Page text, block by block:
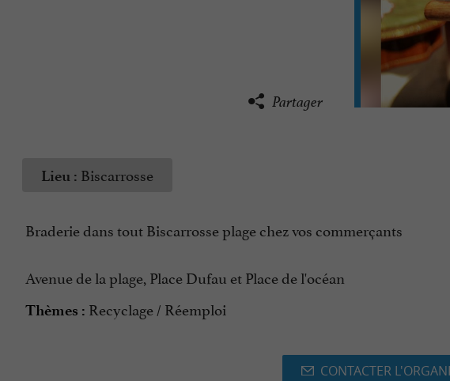
Partager
Lieu : Biscarrosse
Braderie dans tout Biscarrosse plage chez vos commerçants
Avenue de la plage, Place Dufau et Place de l'océan
Thèmes : Recyclage / Réemploi
CONTACTER